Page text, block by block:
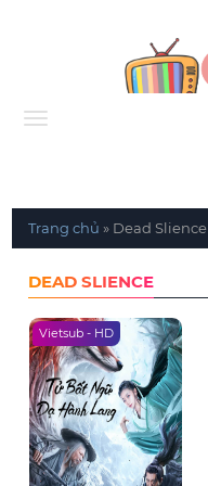
Menu
Trang chủ » Dead Slience
DEAD SLIENCE
Vietsub - HD